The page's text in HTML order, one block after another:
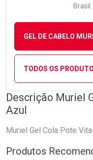
Brasil.
GEL DE CABELO
TODOS OS
Descrição Muriel
Azul
Muriel Gel Cola Pote
Produtos